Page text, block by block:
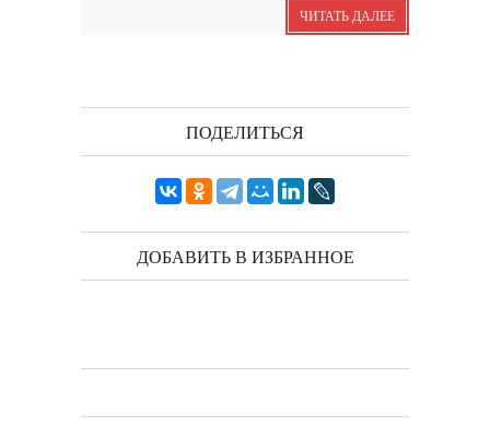
Пресс-конференция в
Мультфильм Приключения
сказок Светланы...
Звёздная ночь
ЧИТАТЬ ДАЛЕЕ
ПОДЕЛИТЬСЯ
ДОБАВИТЬ В ИЗБРАННОЕ